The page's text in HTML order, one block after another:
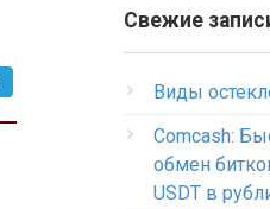
Свежие
Виды
Comcash:
обмен
USDT в